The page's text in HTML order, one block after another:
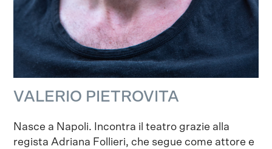
VALERIO PIETROVITA
Nasce a Napoli. Incontra il teatro grazie alla
regista Adriana Follieri, che segue come attore e